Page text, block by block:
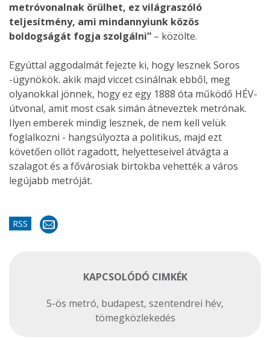
metróvonalnak örülhet, ez világraszóló
teljesítmény, ami mindannyiunk közös
boldogságát fogja szolgálni” – közölte.
Egyúttal aggodalmát fejezte ki, hogy lesznek Soros
-ügynökök. akik majd viccet csinálnak ebből, meg
olyanokkal jönnek, hogy ez egy 1888 óta működő HÉV-
útvonal, amit most csak simán átneveztek metrónak.
Ilyen emberek mindig lesznek, de nem kell velük
foglalkozni - hangsúlyozta a politikus, majd ezt
követően ollót ragadott, helyetteseivel átvágta a
szalagot és a fővárosiak birtokba vehették a város
legújabb metróját.
RSS
KAPCSOLÓDÓ CIMKÉK
5-ös metró, budapest, szentendrei hév,
tömegközlekedés